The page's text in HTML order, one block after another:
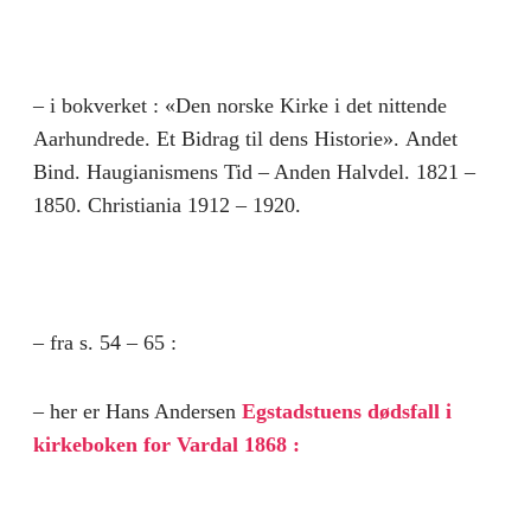
– i bokverket : «Den norske Kirke i det nittende
Aarhundrede. Et Bidrag til dens Historie». Andet
Bind. Haugianismens Tid – Anden Halvdel. 1821 –
1850. Christiania 1912 – 1920.
– fra s. 54 – 65 :
– her er Hans Andersen Egstadstuens dødsfall i
kirkeboken for Vardal 1868 :